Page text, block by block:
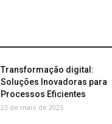
Transformação digital:
Soluções Inovadoras para
Processos Eficientes
23 de maio de 2025